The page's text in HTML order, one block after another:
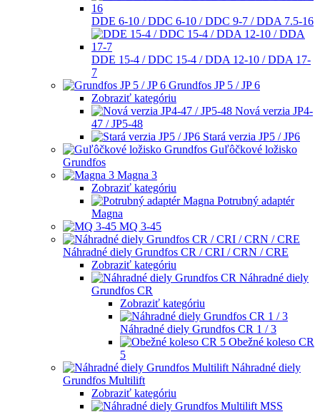
DDE 6-10 / DDC 6-10 / DDC 9-7 / DDA 7.5-16
DDE 15-4 / DDC 15-4 / DDA 12-10 / DDA 17-
7
Grundfos JP 5 / JP 6
Zobraziť kategóriu
Nová verzia JP4-
47 / JP5-48
Stará verzia JP5 / JP6
Guľôčkové ložisko
Grundfos
Magna 3
Zobraziť kategóriu
Potrubný adaptér
Magna
MQ 3-45
Náhradné diely Grundfos CR / CRI / CRN / CRE
Zobraziť kategóriu
Náhradné diely
Grundfos CR
Zobraziť kategóriu
Náhradné diely Grundfos CR 1 / 3
Obežné koleso CR
5
Náhradné diely
Grundfos Multilift
Zobraziť kategóriu